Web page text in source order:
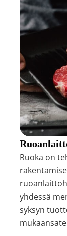
Ruoka on
yhdessä
syksyn